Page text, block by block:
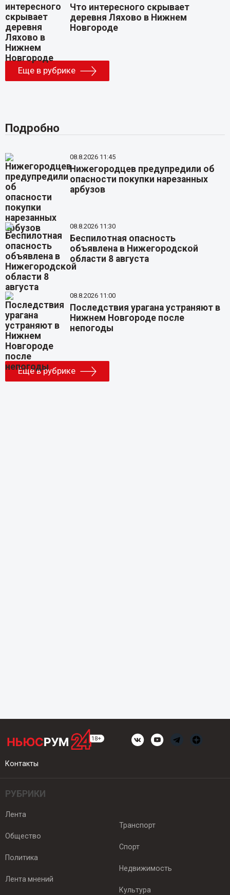
Что интересного скрывает
деревня Ляхово в Нижнем
Новгороде
Еще в рубрике
Подробно
08.8.2026 11:45
Нижегородцев предупредили об
опасности покупки нарезанных
арбузов
08.8.2026 11:30
Беспилотная опасность
объявлена в Нижегородской
области 8 августа
08.8.2026 11:00
Последствия урагана устраняют в
Нижнем Новгороде после
непогоды
Еще в рубрике
Контакты
РУБРИКИ
Лента
Общество
Политика
Лента мнений
Транспорт
Спорт
Недвижимость
Культура